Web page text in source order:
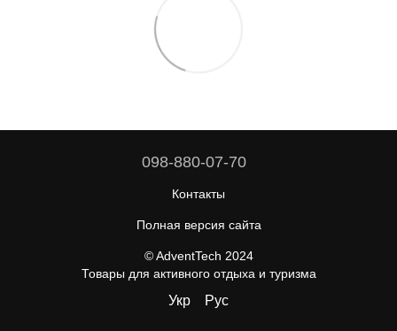
098-880-07-70
Контакты
Полная версия сайта
© AdventTech 2024
Товары для активного отдыха и туризма
Укр Рус